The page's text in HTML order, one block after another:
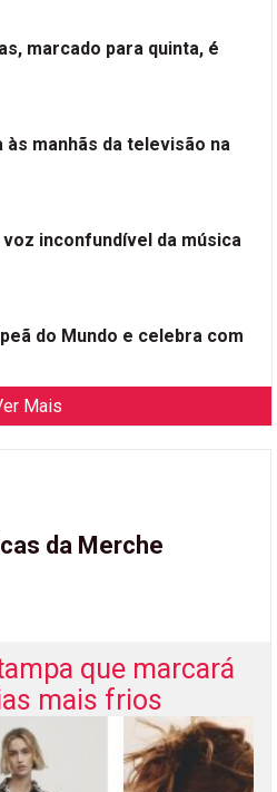
marcado para quinta, é
manhãs da televisão na
inconfundível da música
do Mundo e celebra com
Mais
da Merche
que marcará
mais frios